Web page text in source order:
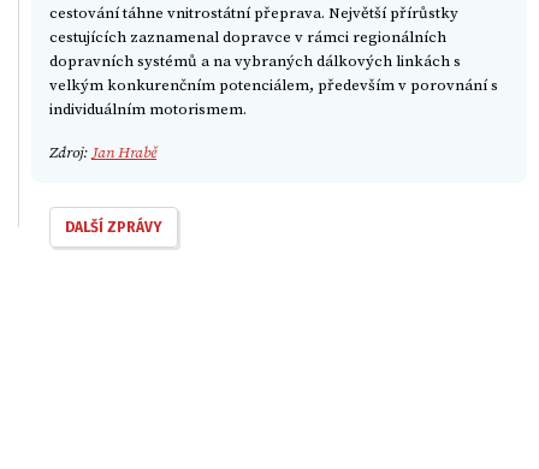
cestování táhne vnitrostátní přeprava. Největší přírůstky
cestujících zaznamenal dopravce v rámci regionálních
dopravních systémů a na vybraných dálkových linkách s
velkým konkurenčním potenciálem, především v porovnání s
individuálním motorismem.
Zdroj: Jan Hrabě
DALŠÍ ZPRÁVY